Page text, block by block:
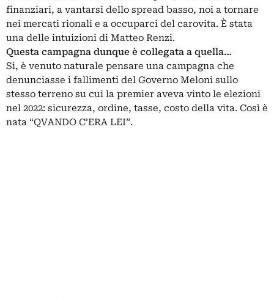
finanziari, a vantarsi dello spread basso, noi a tornare
nei mercati rionali e a occuparci del carovita. È stata
una delle intuizioni di Matteo Renzi.
Questa campagna dunque è collegata a quella…
Sì, è venuto naturale pensare una campagna che
denunciasse i fallimenti del Governo Meloni sullo
stesso terreno su cui la premier aveva vinto le elezioni
nel 2022: sicurezza, ordine, tasse, costo della vita. Così è
nata “QVANDO C’ERA LEI”.